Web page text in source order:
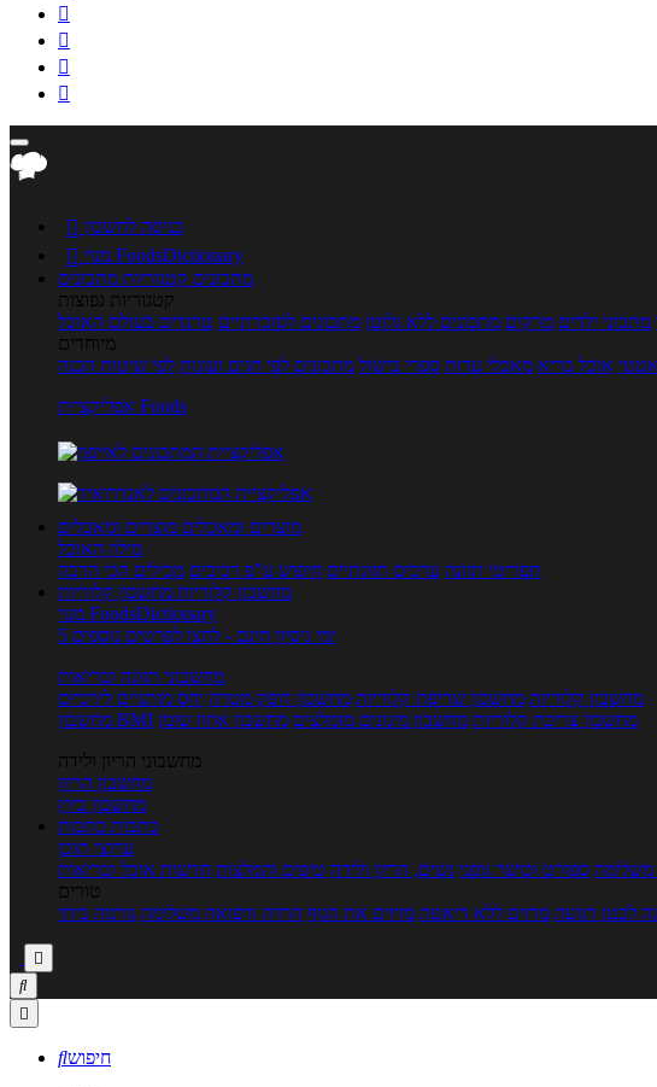




 כניסה לחשבון

מנוי FoodsDictionary
מתכונים קטגוריות מתכונים
קטגוריות נפוצות
מתכוני ילדים מרקים מתכונים ללא גלוטן מתכונים לסוכרתיים טרנדים בעולם האוכל
מיוחדים
אוכל בריא מאכלי עדות ספרי בישול מתכונים לפי חגים ועונות לפי שיטות הכנה
אפליקציית Foods
מוצרים ומאכלים מוצרים ומאכלים
מילון האוכל
תפריטי תזונה ערכים תזונתיים חיפוש ע"פ רכיבים מכילים הכי הרבה
מחשבון קלוריות מחשבון קלוריות
מנוי FoodsDictionary
5 ימי ניסיון חינם - לחצו לפרטים נוספים
מחשבוני תזונה ובריאות
מחשבון קלוריות מחשבון שריפת קלוריות מחשבון דופק מטרה יחס מותניים לירכיים
מחשבון BMI
מחשבון צריכת קלוריות מחשבון מינונים מומלצים מחשבון אחוז שומן
מחשבוני הריון ולידה
מחשבון הריון
מחשבון ביוץ
כתבות כתבות
ערוצי תוכן
משלימה ספורט וכושר גופני נשים, הריון ולידה טיפים והמלצות חדשות אוכל ובריאות
טורים
לבטן רגועה מרזים ללא דיאטה מזיזים את הגוף הרזיה ורפואה משלימה גורמה ביתי



חיפוש